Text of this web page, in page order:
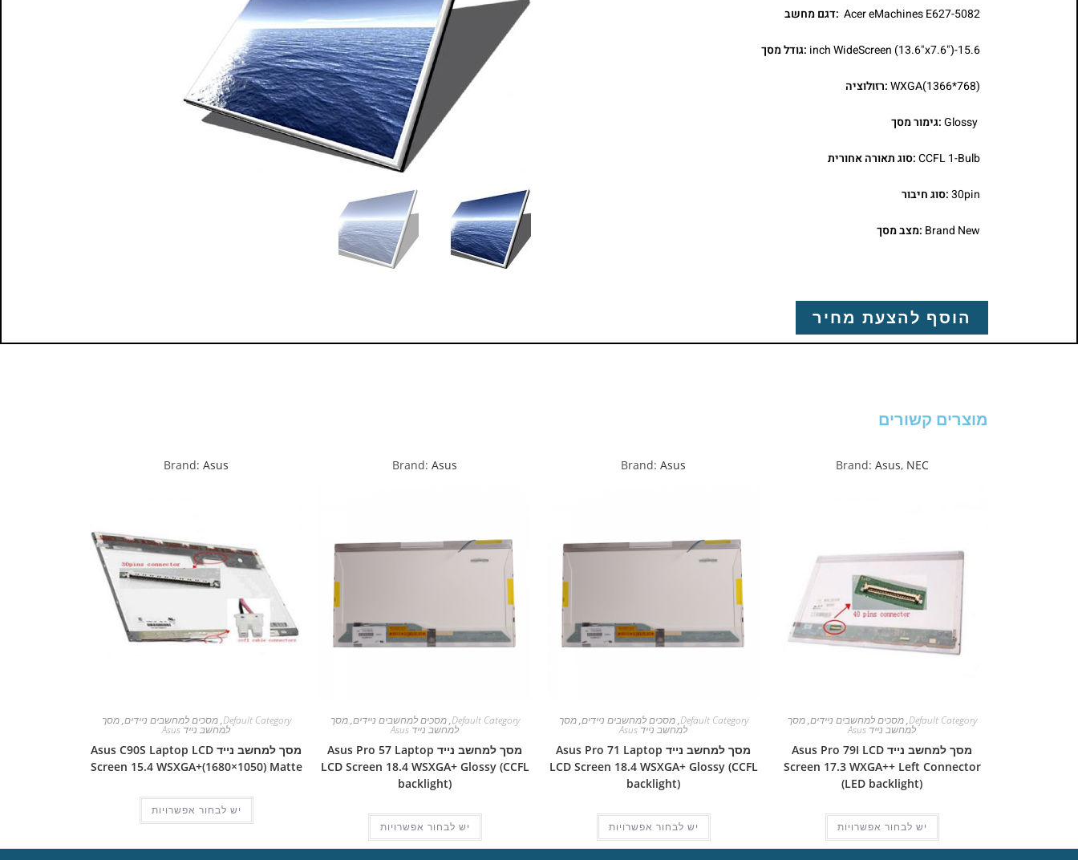
Acer eMachines E627-5082 :דגם מחשב
15.6-inch WideScreen (13.6"x7.6") :גודל מסך
WXGA(1366*768):רזולוציה
Glossy:גימור מסך
CCFL 1-Bulb:סוג תאורה אחורית
30pin:סוג חיבור
Brand New :מצב מסך
הוסף להצעת מחיר
מוצרים קשורים
Brand: Asus, NEC
Default Category
,מסכים למחשבים ניידים,מסך
למחשב נייד Asus
מסך למחשב נייד Asus Pro 79I LCD
Screen 17.3 WXGA++ Left Connector
(LED backlight)
יש לבחור אפשרויות
Brand: Asus
Default Category
,מסכים למחשבים ניידים,מסך
למחשב נייד Asus
מסך למחשב נייד Asus Pro 71 Laptop
LCD Screen 18.4 WSXGA+ Glossy (CCFL
backlight)
יש לבחור אפשרויות
Brand: Asus
Default Category
,מסכים למחשבים ניידים,מסך
למחשב נייד Asus
מסך למחשב נייד Asus Pro 57 Laptop
LCD Screen 18.4 WSXGA+ Glossy (CCFL
backlight)
יש לבחור אפשרויות
Brand: Asus
Default Category
,מסכים למחשבים ניידים,מסך
למחשב נייד Asus
מסך למחשב נייד Asus C90S Laptop LCD
Screen 15.4 WSXGA+(1680×1050) Matte
יש לבחור אפשרויות